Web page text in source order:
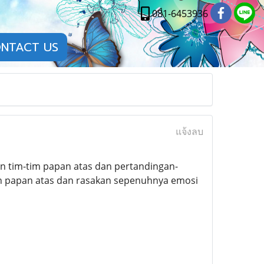
081-6453936
US
แจ้งลบ
tim-tim papan atas dan pertandingan-
atas dan rasakan sepenuhnya emosi